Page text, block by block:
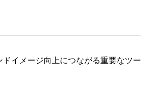
イメージ向上につながる重要なツー